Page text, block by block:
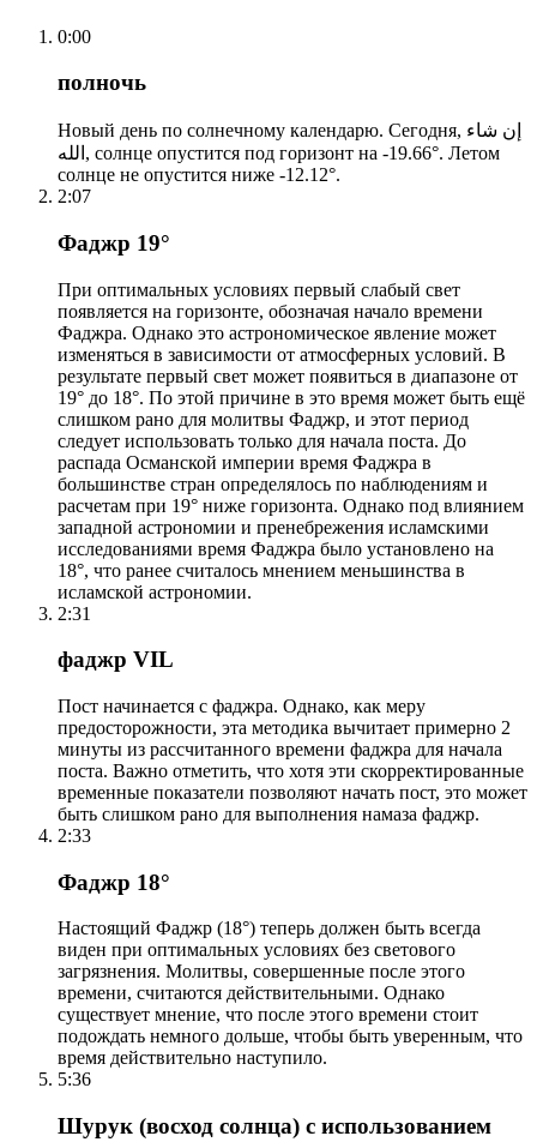
0:00
полночь
Новый день по солнечному календарю. Сегодня, إن شاء
الله, солнце опустится под горизонт на -19.66°. Летом
солнце не опустится ниже -12.12°.
2:07
Фаджр 19°
При оптимальных условиях первый слабый свет
появляется на горизонте, обозначая начало времени
Фаджра. Однако это астрономическое явление может
изменяться в зависимости от атмосферных условий. В
результате первый свет может появиться в диапазоне от
19° до 18°. По этой причине в это время может быть ещё
слишком рано для молитвы Фаджр, и этот период
следует использовать только для начала поста. До
распада Османской империи время Фаджра в
большинстве стран определялось по наблюдениям и
расчетам при 19° ниже горизонта. Однако под влиянием
западной астрономии и пренебрежения исламскими
исследованиями время Фаджра было установлено на
18°, что ранее считалось мнением меньшинства в
исламской астрономии.
2:31
фаджр VIL
Пост начинается с фаджра. Однако, как меру
предосторожности, эта методика вычитает примерно 2
минуты из рассчитанного времени фаджра для начала
поста. Важно отметить, что хотя эти скорректированные
временные показатели позволяют начать пост, это может
быть слишком рано для выполнения намаза фаджр.
2:33
Фаджр 18°
Настоящий Фаджр (18°) теперь должен быть всегда
виден при оптимальных условиях без светового
загрязнения. Молитвы, совершенные после этого
времени, считаются действительными. Однако
существует мнение, что после этого времени стоит
подождать немного дольше, чтобы быть уверенным, что
время действительно наступило.
5:36
Шурук (восход солнца) с использованием